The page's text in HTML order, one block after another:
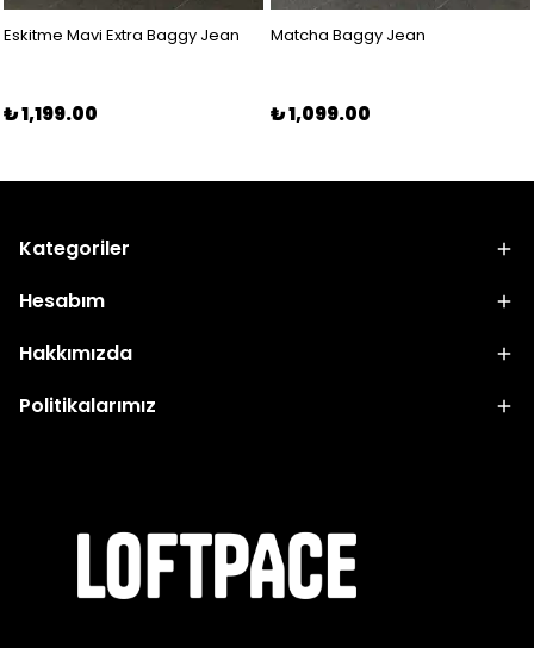
Eskitme Mavi Extra Baggy Jean
₺ 1,199.00
Matcha Baggy Jean
₺ 1,099.00
Kategoriler
Hesabım
Hakkımızda
Politikalarımız